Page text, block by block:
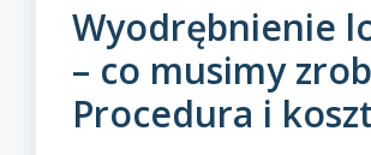
Wyodrębnienie
– co musimy
Procedura i